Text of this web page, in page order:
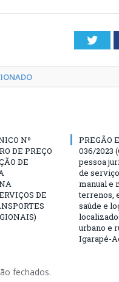
Nº
DE PREÇO
DE
DE
PREGÃO
036/2023
pessoa
de
manual e
terrenos,
saúde e
urbano e
Igarapé-
fechados.